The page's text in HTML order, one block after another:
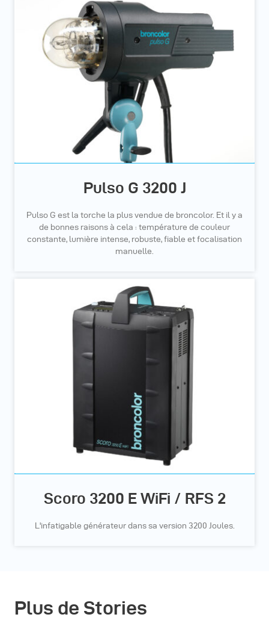
Pulso G 3200 J
Pulso G est la torche la plus vendue de broncolor. Et il y a
de bonnes raisons à cela : température de couleur
constante, lumière intense, robuste, fiable et focalisation
manuelle.
Scoro 3200 E WiFi / RFS 2
L'infatigable générateur dans sa version 3200 Joules.
Plus de Stories